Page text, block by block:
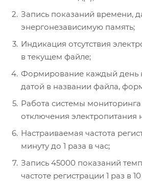
Запись показаний времени,
энергонезависимую память;
Индикация отсутствия
в текущем файле;
Формирование каждый день
датой в названии файла,
Работа системы
отключения электропитания
Настраиваемая частота
минуту до 1 раза в час;
Запись 45000 показаний
частоте регистрации 1 раз в